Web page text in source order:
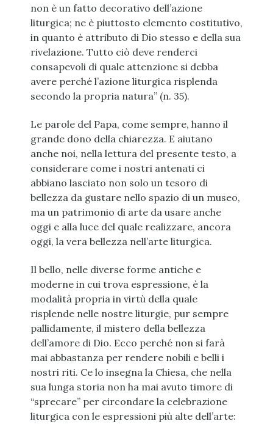
non è un fatto decorativo dell’azione
liturgica; ne è piuttosto elemento costitutivo,
in quanto è attributo di Dio stesso e della sua
rivelazione. Tutto ciò deve renderci
consapevoli di quale attenzione si debba
avere perché l’azione liturgica risplenda
secondo la propria natura” (n. 35).
Le parole del Papa, come sempre, hanno il
grande dono della chiarezza. E aiutano
anche noi, nella lettura del presente testo, a
considerare come i nostri antenati ci
abbiano lasciato non solo un tesoro di
bellezza da gustare nello spazio di un museo,
ma un patrimonio di arte da usare anche
oggi e alla luce del quale realizzare, ancora
oggi, la vera bellezza nell’arte liturgica.
Il bello, nelle diverse forme antiche e
moderne in cui trova espressione, è la
modalità propria in virtù della quale
risplende nelle nostre liturgie, pur sempre
pallidamente, il mistero della bellezza
dell’amore di Dio. Ecco perché non si farà
mai abbastanza per rendere nobili e belli i
nostri riti. Ce lo insegna la Chiesa, che nella
sua lunga storia non ha mai avuto timore di
“sprecare” per circondare la celebrazione
liturgica con le espressioni più alte dell’arte: